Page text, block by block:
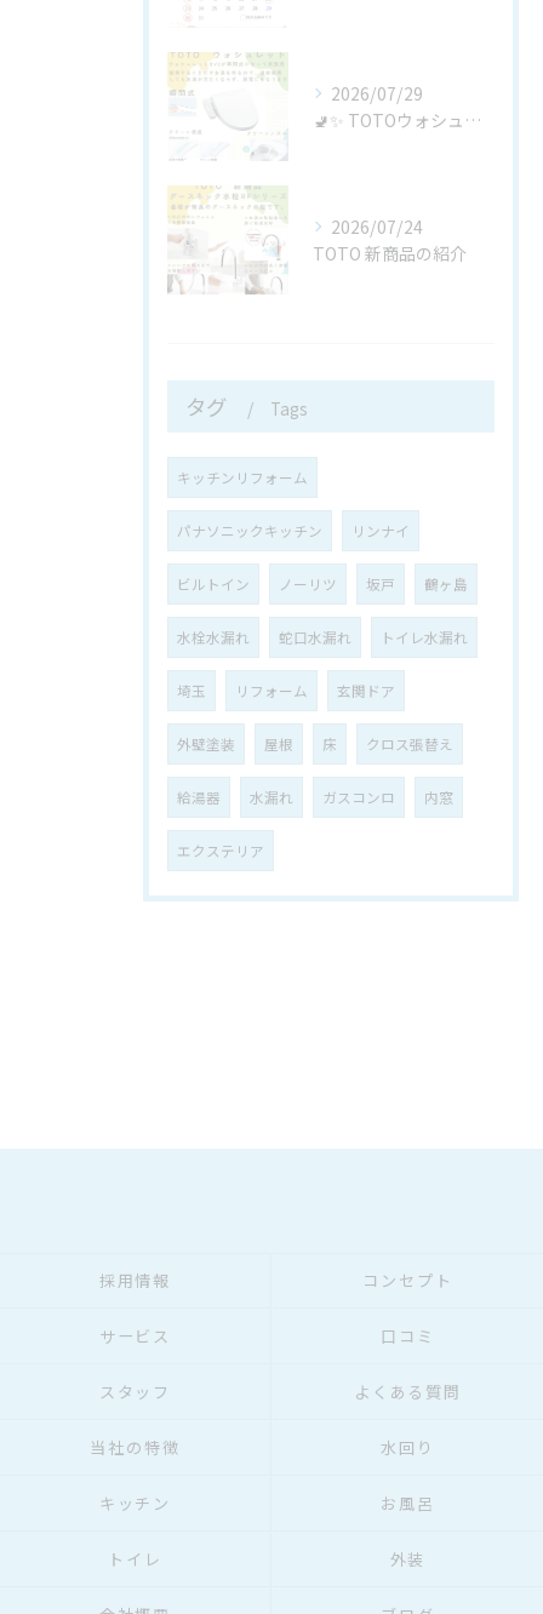
2026/07/29
🚽✨ TOTOウォシュレットBV「TCF2224E」が新発売...
2026/07/24
TOTO 新商品の紹介
タグ Tags
キッチンリフォーム
パナソニックキッチン リンナイ
ビルトイン ノーリツ 坂戸 鶴ヶ島
水栓水漏れ 蛇口水漏れ トイレ水漏れ
埼玉 リフォーム 玄関ドア
外壁塗装 屋根 床 クロス張替え
給湯器 水漏れ ガスコンロ 内窓
エクステリア
採用情報 コンセプト
サービス 口コミ
スタッフ よくある質問
当社の特徴 水回り
キッチン お風呂
トイレ 外装